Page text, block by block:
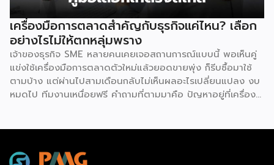
สินค้าและบริการให้เป็นไปตามมาตรฐานได้อย่างง่ายดาย เหตุผล
ประการต่อมาคือ แบรนด์มีชื่อเสียงและมีฐานลูกค้าที่แข็งแกร่งอยู่
แล้ว การซื้อแฟรนไชส์ทำให้ผู้ลงทุนได้ครอบครองแบรนด์ที่เป็นที่
รู้จักในตลาด ส่งผลให้มีกลุ่มลูกค้าพร้อมอุดหนุนตั้งแต่วันแรกที่
เปิดทำการ นอกจากนี้ เจ้าของแบรนด์ยังทำการตลาด
ประชาสัมพันธ์ และสร้างการรับรู้แบรนด์อย่างต่อเนื่อง ซึ่งช่วยให้
ผู้ลงทุนประหยัดงบประมาณด้านการตลาดและสร้างความเชื่อมั่น
ให้กับผู้บริโภคได้อย่างรวดเร็ว ประการที่สามคือ การมีที่ปรึกษา
ทางธุรกิจอย่างใกล้ชิดตลอดระยะเวลาสัญญา คอยให้คำแนะนำ
เครื่องมือการตลาดสำคัญกับธุรกิจแค่ไหน? เลือก
อย่างไรไม่ให้ตกหลุ่มพราง
เจ้าของธุรกิจ SME หลายคนเคยเจอสถานการณ์แบบนี้ พอเห็นคู่
แข่งใช้เครื่องมือการตลาดตัวใหม่แล้วยอดขายพุ่ง ก็รีบซื้อมาใช้
ตามบ้าง แต่ผ่านไปสามเดือนกลับไม่เห็นผลอะไรเปลี่ยนแปลง งบ
หมดไป ทีมงานเหนื่อยฟรี คำถามที่ตามมาคือ ปัญหาอยู่ที่เครื่อง
DAAT ชี้ว่าผู้เชี่ยวชาญแนะนำให้ธุรกิจจัดสรรงบประมาณราว 30%